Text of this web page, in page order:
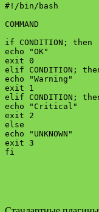
#!/bin/bash
COMMAND
if CONDITION; then
echo "OK"
exit 0
elif CONDITION;
echo "Warning"
exit 1
elif CONDITION;
echo "Critical"
exit 2
else
echo "UNKNOWN"
exit 3
fi